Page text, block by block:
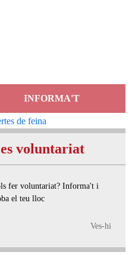
INFORMA'T
voluntariat
fer voluntariat? Informa't i
el teu lloc
Ves-hi